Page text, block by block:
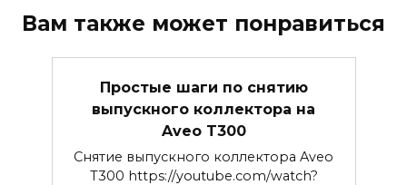
Вам также может понравиться
Простые шаги по снятию
выпускного коллектора на
Aveo T300
Снятие выпускного коллектора Aveo
T300 https://youtube.com/watch?